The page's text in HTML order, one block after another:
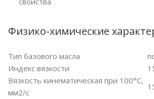
Физико-химические
Тип базового масла
Индекс вязкости
Вязкость кинематическая при 100°С,
мм2/с